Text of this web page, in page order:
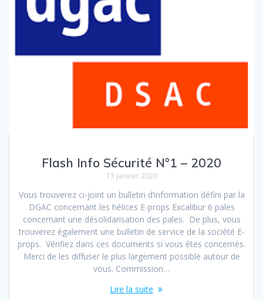
Flash Info Sécurité N°1 – 2020
13 janvier 2020
Vous trouverez ci-joint un bulletin d’information défini par la
DGAC concernant les hélices E-props Excalibur 6 pales
concernant une désolidarisation des pales. De plus, vous
trouverez également une bulletin de service de la société E-
props. Vérifiez dans ces documents si vous êtes concernés.
Merci de les diffuser le plus largement possible autour de
vous. Commission…
Lire la suite